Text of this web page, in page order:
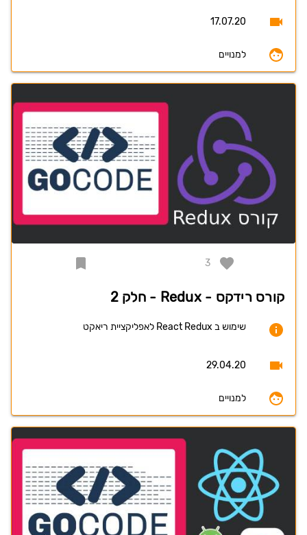
17.07.20
למנויים
3
קורס רידקס - Redux - חלק 2
שימוש ב React Redux לאפליקציית ריאקט
29.04.20
למנויים